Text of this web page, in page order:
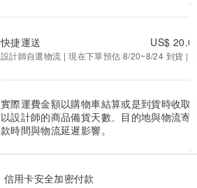
快捷運送 US$ 20.00
設計師自選物流 | 現在下單預估 8/20~8/24 到貨 |
實際運費金額以購物車結算或是到貨時收取
以設計師的商品備貨天數、目的地與物流寄
款時間與物流延遲影響。
信用卡安全加密付款